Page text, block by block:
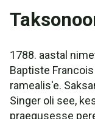
1788. aastal
Baptiste
ramealis'e.
Singer oli see,
praegusesse